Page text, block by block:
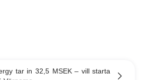
tar in 32,5 MSEK – vill starta